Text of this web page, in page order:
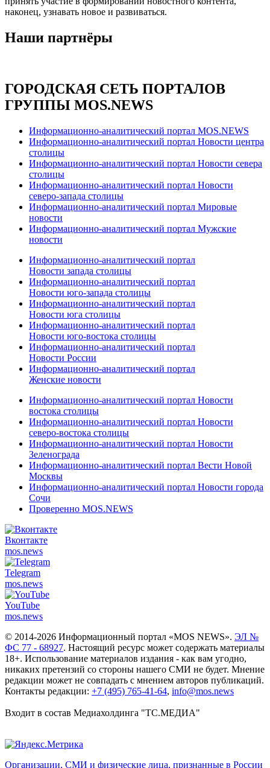
наконец, узнавать новое и развиваться.
Наши партнёры
ГОРОДСКАЯ СЕТЬ ПОРТАЛОВ
ГРУППЫ MOS.NEWS
Информационно-аналитический портал MOS.NEWS
Информационно-аналитический портал Новости центра
столицы
Информационно-аналитический портал Новости севера
столицы
Информационно-аналитический портал Новости
северо-запада столицы
Информационно-аналитический портал Мировые
новости
Информационно-аналитический портал Мужские
новости
Информационно-аналитический портал
Новости запада столицы
Информационно-аналитический портал
Новости юго-запада столицы
Информационно-аналитический портал
Новости юга столицы
Информационно-аналитический портал
Новости юго-востока столицы
Информационно-аналитический портал
Новости России
Информационно-аналитический портал
Женские новости
Информационно-аналитический портал Новости
востока столицы
Информационно-аналитический портал Новости
северо-востока столицы
Информационно-аналитический портал Новости
Зеленограда
Информационно-аналитический портал Вести Новой
Москвы
Информационно-аналитический портал Новости города
Сочи
Проверенно MOS.NEWS
Вконтакте
mos.news
Telegram
mos.news
YouTube
mos.news
© 2014-2026 Информационный портал «MOS NEWS». ЭЛ №
ФС 77 - 68927. Настоящий ресурс может содержать материалы
18+. Использование материалов издания - как вам угодно,
никаких претензий со стороны нашего СМИ не будет. Мнение
редакции может не совпадать с мнением авторов публикаций.
Контакты редакции: +7 (495) 765-41-64, info@mos.news
Входит в состав Медиахолдинга "ТС.МЕДИА"
Организации, СМИ и физические лица, признанные в России